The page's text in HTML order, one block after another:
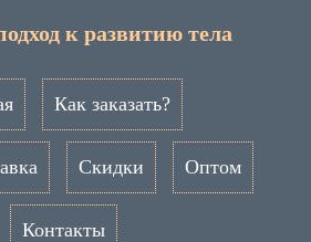
к развитию тела
Как заказать?
Скидки Оптом
Контакты